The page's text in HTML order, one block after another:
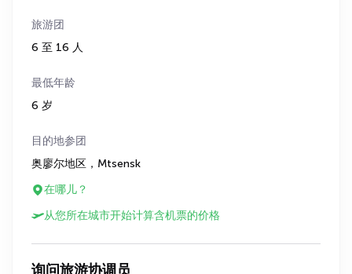
旅游团
6 至 16 人
最低年龄
6 岁
目的地参团
奥廖尔地区，Mtsensk
在哪儿？
从您所在城市开始计算含机票的价格
询问旅游协调员